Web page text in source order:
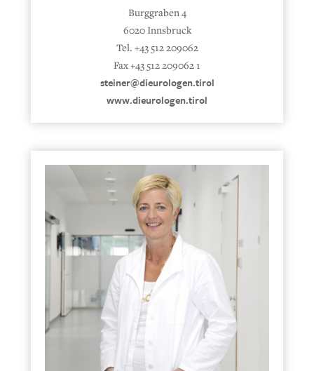
Burggraben 4
6020 Innsbruck
Tel. +43 512 209062
Fax +43 512 209062 1
steiner@dieurologen.tirol
www.dieurologen.tirol